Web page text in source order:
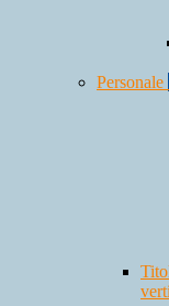
Personale